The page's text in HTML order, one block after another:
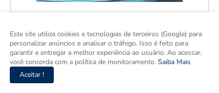
Este site utiliza cookies e tecnologias de terceiros (Google) para
personalizar anúncios e analisar o tráfego. Isso é feito para
garantir e entregar a melhor experiência ao usuário. Ao acessar,
você concorda com a política de monitoramento. Saiba Mais
Aceitar !